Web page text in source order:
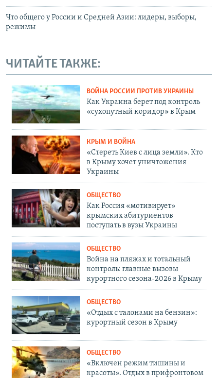
Что общего у России и Средней Азии: лидеры, выборы,
режимы
ЧИТАЙТЕ ТАКЖЕ:
ВОЙНА РОССИИ ПРОТИВ УКРАИНЫ
Как Украина берет под контроль
«сухопутный коридор» в Крым
КРЫМ И ВОЙНА
«Стереть Киев с лица земли». Кто
в Крыму хочет уничтожения
Украины
ОБЩЕСТВО
Как Россия «мотивирует»
крымских абитуриентов
поступать в вузы Украины
ОБЩЕСТВО
Война на пляжах и тотальный
контроль: главные вызовы
курортного сезона-2026 в Крыму
ОБЩЕСТВО
«Отдых с талонами на бензин»:
курортный сезон в Крыму
ОБЩЕСТВО
«Включен режим тишины и
красоты». Отдых в прифронтовом